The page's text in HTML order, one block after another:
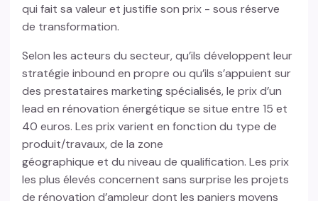
qui fait sa valeur et justifie son prix - sous réserve
de transformation.
Selon les acteurs du secteur, qu’ils développent leur
stratégie inbound en propre ou qu’ils s’appuient sur
des prestataires marketing spécialisés, le prix d’un
lead en rénovation énergétique se situe entre 15 et
40 euros. Les prix varient en fonction du type de
produit/travaux, de la zone
géographique et du niveau de qualification. Les prix
les plus élevés concernent sans surprise les projets
de rénovation d’ampleur dont les paniers moyens